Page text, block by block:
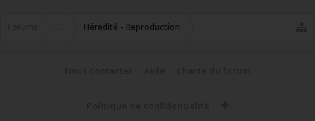
Hérédité - Reproduction